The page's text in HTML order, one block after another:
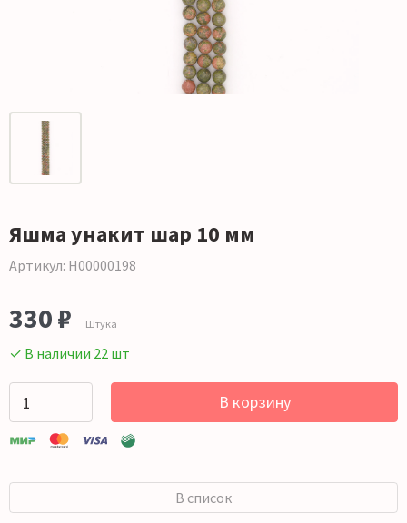
Яшма унакит шар 10 мм
Артикул: Н00000198
330 ₽ Штука
✓ В наличии 22 шт
В корзину
В список